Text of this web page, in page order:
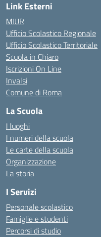
Link Esterni
MIUR
Ufficio Scolastico Regionale
Ufficio Scolastico Territoriale
Scuola in Chiaro
Iscrizioni On Line
Invalsi
Comune di Roma
La Scuola
I luoghi
I numeri della scuola
Le carte della scuola
Organizzazione
La storia
I Servizi
Personale scolastico
Famiglie e studenti
Percorsi di studio